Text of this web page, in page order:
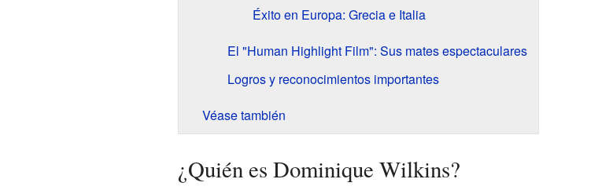
Éxito en Europa: Grecia e Italia
El "Human Highlight Film": Sus mates espectaculares
Logros y reconocimientos importantes
Véase también
¿Quién es Dominique Wilkins?